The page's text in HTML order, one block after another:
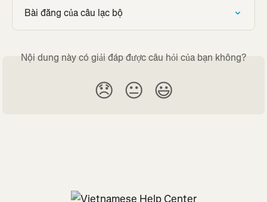
Bài đăng của câu lạc bộ
Nội dung này có giải đáp được câu hỏi của bạn không?
😞 😐 😃